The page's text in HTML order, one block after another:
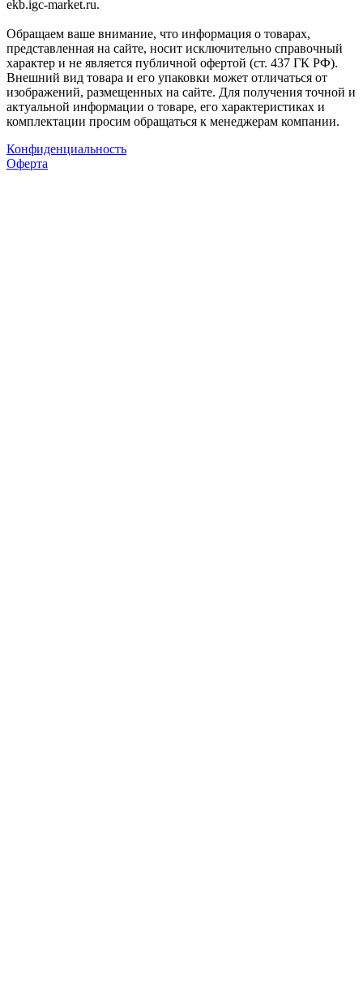
ekb.igc-market.ru.
Обращаем ваше внимание, что информация о товарах,
представленная на сайте, носит исключительно справочный
характер и не является публичной офертой (ст. 437 ГК РФ).
Внешний вид товара и его упаковки может отличаться от
изображений, размещенных на сайте. Для получения точной и
актуальной информации о товаре, его характеристиках и
комплектации просим обращаться к менеджерам компании.
Конфиденциальность
Оферта